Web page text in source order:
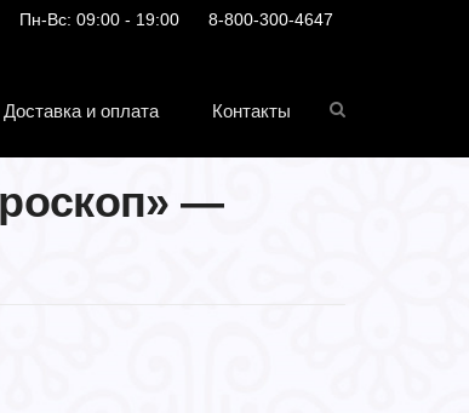
Пн-Вс: 09:00 - 19:00 8-800-300-4647
Доставка и оплата Контакты
—